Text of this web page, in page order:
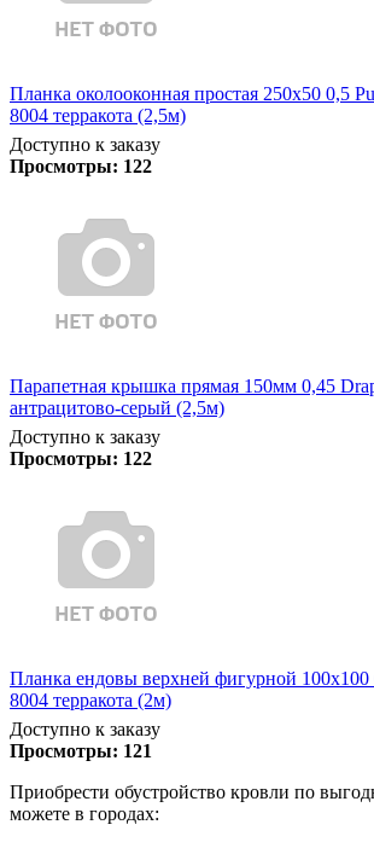
Планка околооконная простая 250х50 0,5
8004 терракота (2,5м)
Доступно к заказу
Просмотры: 122
Парапетная крышка прямая 150мм 0,45
антрацитово-серый (2,5м)
Доступно к заказу
Просмотры: 122
Планка ендовы верхней фигурной
8004 терракота (2м)
Доступно к заказу
Просмотры: 121
Приобрести обустройство кровли по
можете в городах: